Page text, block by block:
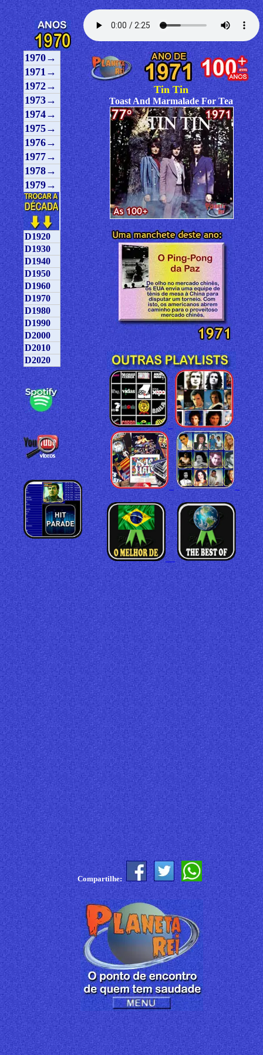
1970→
1971→
1972→
1973→
1974→
1975→
1976→
1977→
1978→
1979→
D1920
D1930
D1940
D1950
D1960
D1970
D1980
D1990
D2000
D2010
D2020
Tin Tin
Toast And Marmalade For Tea
Compartilhe: